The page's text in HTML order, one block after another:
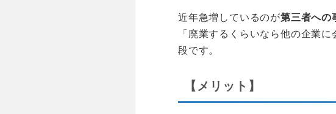
近年急増しているのが第三者への
「廃業するくらいなら他の企業
段です。
【メリット】